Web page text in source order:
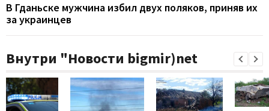
В Гданьске мужчина избил двух поляков, приняв их
за украинцев
Внутри "Новости bigmir)net